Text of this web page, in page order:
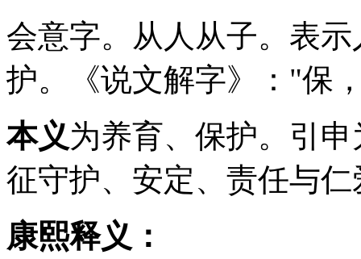
会意字。从人从子。表
护。《说文解字》："保
本义为养育、保护。引
征守护、安定、责任与仁
康熙释义：